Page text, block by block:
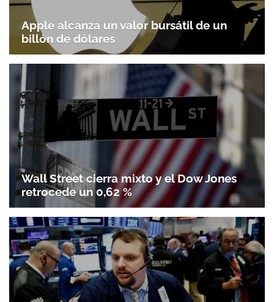
Apple alcanza un valor bursátil de un
billón de dólares
Wall Street cierra mixto y el Dow Jones
retrocede un 0,62 %